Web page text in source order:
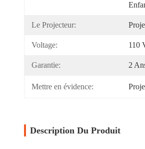
Le Projecteur:
Voltage: 110
Garantie: 2
Mettre en évidence:
Description Du Produit